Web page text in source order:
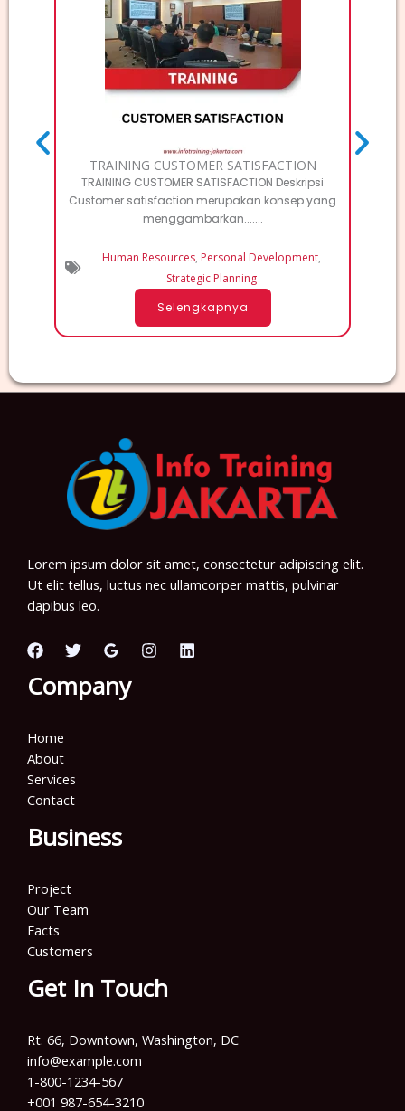
TRAINING CUSTOMER SATISFACTION
TRAINING CUSTOMER SATISFACTION Deskripsi
Customer satisfaction merupakan konsep yang
menggambarkan.......
Human Resources, Personal Development,
Strategic Planning
Selengkapnya
Lorem ipsum dolor sit amet, consectetur adipiscing elit.
Ut elit tellus, luctus nec ullamcorper mattis, pulvinar
dapibus leo.
Company
Home
About
Services
Contact
Business
Project
Our Team
Facts
Customers
Get In Touch
Rt. 66, Downtown, Washington, DC
info@example.com​
1-800-1234-567
+001 987-654-3210